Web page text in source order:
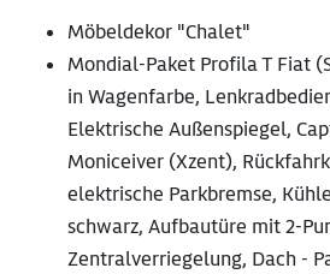
Möbeldekor "Chalet"
Mondial-Paket Profila T Fiat
in Wagenfarbe,
Elektrische Außenspiegel,
Moniceiver (Xzent),
elektrische Parkbremse,
schwarz, Aufbautüre mit 2-
Zentralverriegelung, Dach -